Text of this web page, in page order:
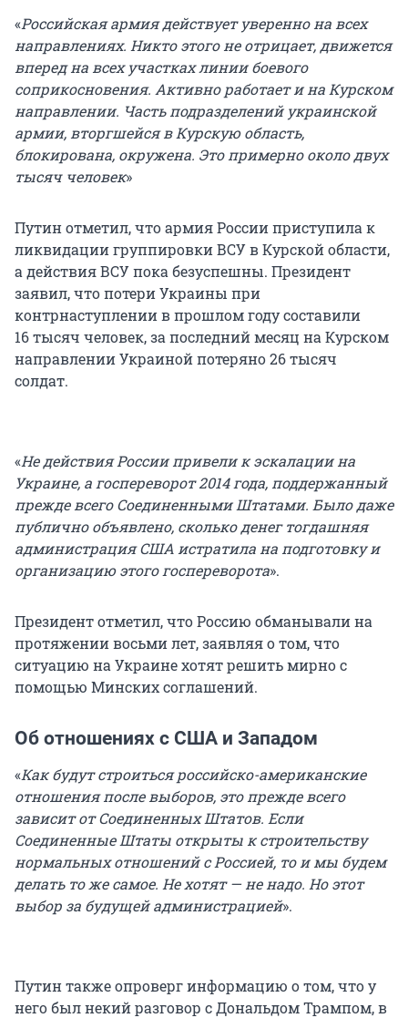
«Российская армия действует уверенно на всех
направлениях. Никто этого не отрицает, движется
вперед на всех участках линии боевого
соприкосновения. Активно работает и на Курском
направлении. Часть подразделений украинской
армии, вторгшейся в Курскую область,
блокирована, окружена. Это примерно около двух
тысяч человек»
Путин отметил, что армия России приступила к
ликвидации группировки ВСУ в Курской области,
а действия ВСУ пока безуспешны. Президент
заявил, что потери Украины при
контрнаступлении в прошлом году составили
16 тысяч человек, за последний месяц на Курском
направлении Украиной потеряно 26 тысяч
солдат.
«Не действия России привели к эскалации на
Украине, а госпереворот 2014 года, поддержанный
прежде всего Соединенными Штатами. Было даже
публично объявлено, сколько денег тогдашняя
администрация США истратила на подготовку и
организацию этого госпереворота».
Президент отметил, что Россию обманывали на
протяжении восьми лет, заявляя о том, что
ситуацию на Украине хотят решить мирно с
помощью Минских соглашений.
Об отношениях с США и Западом
«Как будут строиться российско-американские
отношения после выборов, это прежде всего
зависит от Соединенных Штатов. Если
Соединенные Штаты открыты к строительству
нормальных отношений с Россией, то и мы будем
делать то же самое. Не хотят — не надо. Но этот
выбор за будущей администрацией».
Путин также опроверг информацию о том, что у
него был некий разговор с Дональдом Трампом, в